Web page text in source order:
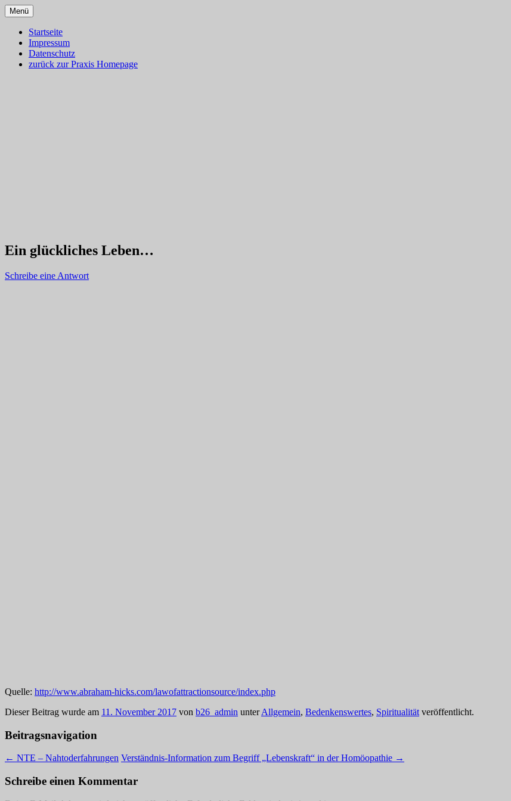
Zum
Inhalt
springen
Blog – Klassische Homöopathie Ulm – Gesundes Leben
Menü
Startseite
Impressum
Datenschutz
zurück zur Praxis Homepage
Ein glückliches Leben…
Schreibe eine Antwort
Quelle: http://www.abraham-hicks.com/lawofattractionsource/index.php
Dieser Beitrag wurde am 11. November 2017 von b26_admin unterAllgemein, Bedenkenswertes, Spiritualität veröffentlicht.
Beitragsnavigation
← NTE – Nahtoderfahrungen Verständnis-Information zum Begriff „Lebenskraft“ in der Homöopathie →
Schreibe einen Kommentar